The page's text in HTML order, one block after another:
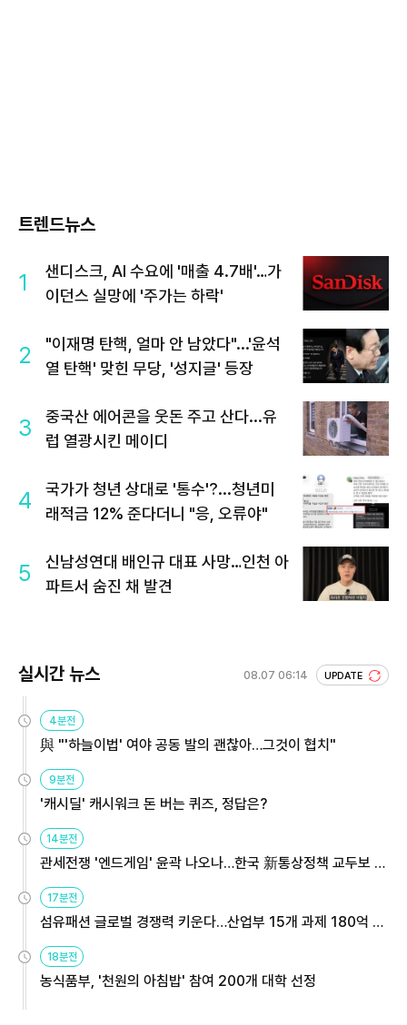
트렌드뉴스
1
샌디스크, AI 수요에 '매출 4.7배'…가
이던스 실망에 '주가는 하락'
2
"이재명 탄핵, 얼마 안 남았다"...'윤석
열 탄핵' 맞힌 무당, '성지글' 등장
3
중국산 에어콘을 웃돈 주고 산다...유
럽 열광시킨 메이디
4
국가가 청년 상대로 '통수'?...청년미
래적금 12% 준다더니 "응, 오류야"
5
신남성연대 배인규 대표 사망…인천 아
파트서 숨진 채 발견
실시간 뉴스 08.07 06:14 UPDATE
4분전
與 "'하늘이법' 여야 공동 발의 괜찮아…그것이 협치"
9분전
'캐시딜' 캐시워크 돈 버는 퀴즈, 정답은?
14분전
관세전쟁 '엔드게임' 윤곽 나오나…한국 新통상정책 교두보 활
17분전
섬유패션 글로벌 경쟁력 키운다…산업부 15개 과제 180억 지
18분전
농식품부, '천원의 아침밥' 참여 200개 대학 선정